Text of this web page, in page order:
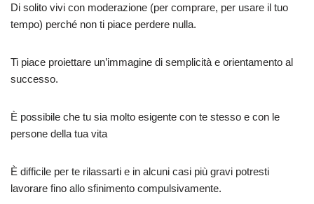
Di solito vivi con moderazione (per comprare, per usare il tuo
tempo) perché non ti piace perdere nulla.
Ti piace proiettare un’immagine di semplicità e orientamento al
successo.
È possibile che tu sia molto esigente con te stesso e con le
persone della tua vita
È difficile per te rilassarti e in alcuni casi più gravi potresti
lavorare fino allo sfinimento compulsivamente.